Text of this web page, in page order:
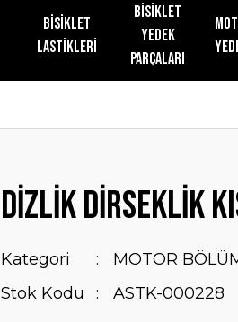
Bisiklet
Lastikleri
Bisiklet
Yedek
Parçaları
DİZLİK DİRSEKLİK
Kategori
MOTOR
Stok Kodu
ASTK-000228